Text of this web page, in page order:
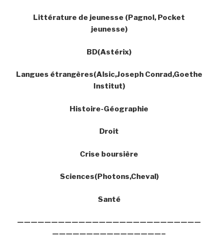
Littérature de jeunesse (Pagnol, Pocket
jeunesse)
BD(Astérix)
Langues étrangères(Alsic,Joseph Conrad,Goethe
Institut)
Histoire-Géographie
Droit
Crise boursière
Sciences(Photons,Cheval)
Santé
———————————————————————————
————————————————–